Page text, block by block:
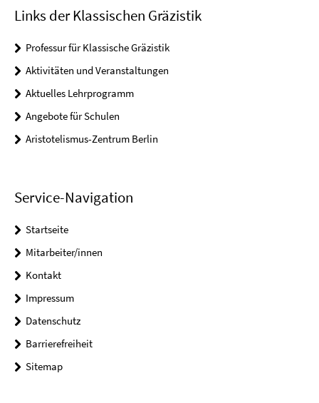
Links der Klassischen Gräzistik
Professur für Klassische Gräzistik
Aktivitäten und Veranstaltungen
Aktuelles Lehrprogramm
Angebote für Schulen
Aristotelismus-Zentrum Berlin
Service-Navigation
Startseite
Mitarbeiter/innen
Kontakt
Impressum
Datenschutz
Barrierefreiheit
Sitemap